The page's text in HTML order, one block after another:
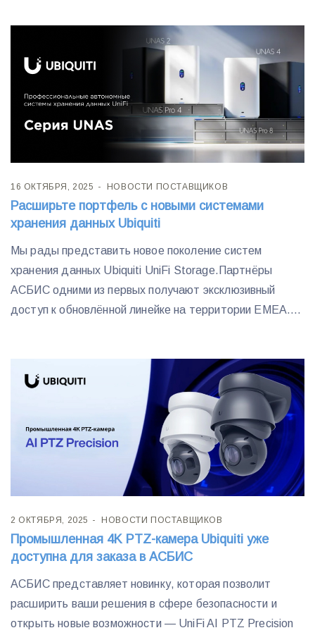
16 ОКТЯБРЯ, 2025 НОВОСТИ ПОСТАВЩИКОВ
Расширьте портфель с новыми системами
хранения данных Ubiquiti
Мы рады представить новое поколение систем
хранения данных Ubiquiti UniFi Storage.Партнёры
АСБИС одними из первых получают эксклюзивный
доступ к обновлённой линейке на территории EMEA....
2 ОКТЯБРЯ, 2025 НОВОСТИ ПОСТАВЩИКОВ
Промышленная 4K PTZ-камера Ubiquiti уже
доступна для заказа в АСБИС
АСБИС представляет новинку, которая позволит
расширить ваши решения в сфере безопасности и
открыть новые возможности — UniFi AI PTZ Precision